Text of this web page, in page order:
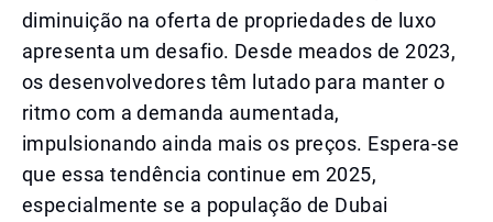
diminuição na oferta de propriedades de luxo
apresenta um desafio. Desde meados de 2023,
os desenvolvedores têm lutado para manter o
ritmo com a demanda aumentada,
impulsionando ainda mais os preços. Espera-se
que essa tendência continue em 2025,
especialmente se a população de Dubai